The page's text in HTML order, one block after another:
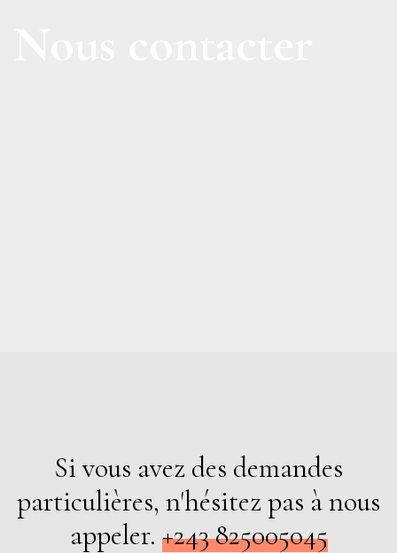
Si vous avez des demandes
particulières, n'hésitez pas à nous
appeler. +243 825005045